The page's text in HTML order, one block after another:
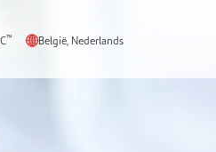
™ België, Nederlands